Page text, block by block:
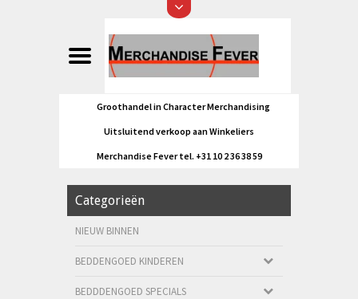
Groothandel in Character Merchandising
Uitsluitend verkoop aan Winkeliers
Merchandise Fever tel. +31 10 2 36 38 59
Categorieën
NIEUW BINNEN
BEDDENGOED KINDEREN
BEDDDENGOED SPECIALS